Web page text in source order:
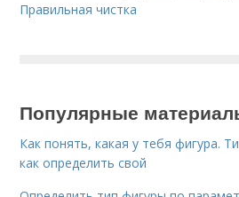
Правильная чистка
Популярные
Как понять, какая у тебя фигура.
как определить свой